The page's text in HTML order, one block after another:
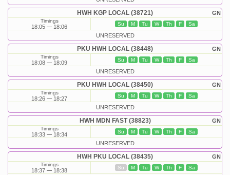
GN
HWH KGP LOCAL (38721)
Timings
18:05 18:06 Su M Tu W Th F Sa
UNRESERVED
GN
PKU HWH LOCAL (38448)
Timings
18:08 18:09 Su M Tu W Th F Sa
UNRESERVED
GN
PKU HWH LOCAL (38450)
Timings
18:26 18:27 Su M Tu W Th F Sa
UNRESERVED
GN
HWH MDN FAST (38823)
Timings
18:33 18:34 Su M Tu W Th F Sa
UNRESERVED
GN
HWH PKU LOCAL (38435)
Timings
18:37 18:38 Su M Tu W Th F Sa